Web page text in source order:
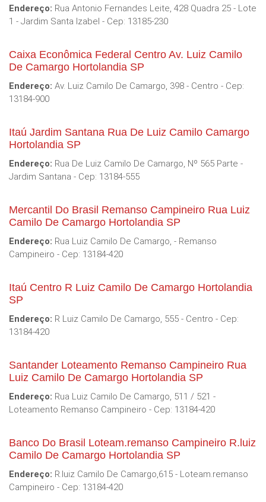
Endereço: Rua Antonio Fernandes Leite, 428 Quadra 25 - Lote
1 - Jardim Santa Izabel - Cep: 13185-230
Caixa Econômica Federal Centro Av. Luiz Camilo
De Camargo Hortolandia SP
Endereço: Av. Luiz Camilo De Camargo, 398 - Centro - Cep:
13184-900
Itaú Jardim Santana Rua De Luiz Camilo Camargo
Hortolandia SP
Endereço: Rua De Luiz Camilo De Camargo, Nº 565 Parte -
Jardim Santana - Cep: 13184-555
Mercantil Do Brasil Remanso Campineiro Rua Luiz
Camilo De Camargo Hortolandia SP
Endereço: Rua Luiz Camilo De Camargo, - Remanso
Campineiro - Cep: 13184-420
Itaú Centro R Luiz Camilo De Camargo Hortolandia
SP
Endereço: R Luiz Camilo De Camargo, 555 - Centro - Cep:
13184-420
Santander Loteamento Remanso Campineiro Rua
Luiz Camilo De Camargo Hortolandia SP
Endereço: Rua Luiz Camilo De Camargo, 511 / 521 -
Loteamento Remanso Campineiro - Cep: 13184-420
Banco Do Brasil Loteam.remanso Campineiro R.luiz
Camilo De Camargo Hortolandia SP
Endereço: R.luiz Camilo De Camargo,615 - Loteam.remanso
Campineiro - Cep: 13184-420